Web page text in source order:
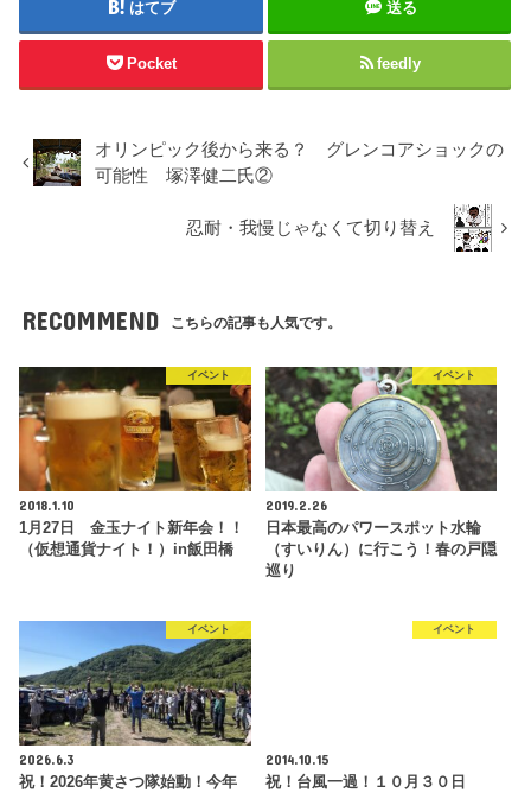
はてブ 送る
Pocket feedly
オリンピック後から来る？ グレンコアショックの
可能性 塚澤健二氏②
忍耐・我慢じゃなくて切り替え
RECOMMEND こちらの記事も人気です。
イベント
2018.1.10
1月27日 金玉ナイト新年会！！
（仮想通貨ナイト！）in飯田橋
イベント
2019.2.26
日本最高のパワースポット水輪
（すいりん）に行こう！春の戸隠
巡り
イベント
2026.6.3
祝！2026年黄さつ隊始動！今年
イベント
2014.10.15
祝！台風一過！１０月３０日